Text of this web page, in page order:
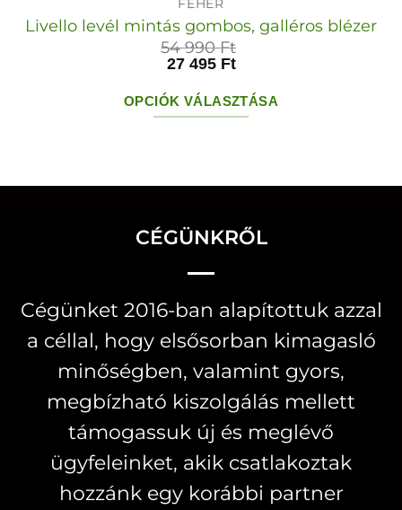
FEHÉR
Livello levél mintás gombos, galléros blézer
54 990Ft
27 495 Ft
OPCIÓK VÁLASZTÁSA
terméknek
variációja
változatok
a
termékoldalon
választhatók
CÉGÜNKRŐL
Cégünket 2016-ban alapítottuk azzal
a céllal, hogy elsősorban kimagasló
minőségben, valamint gyors,
megbízható kiszolgálás mellett
támogassuk új és meglévő
ügyfeleinket, akik csatlakoztak
hozzánk egy korábbi partner